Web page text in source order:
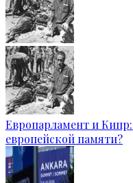
Европарламент и
европейской памяти?